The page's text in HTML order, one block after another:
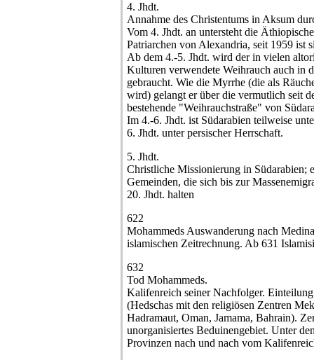
4. Jhdt.
Annahme des Christentums in Aksum
Vom 4. Jhdt. an untersteht die
Patriarchen von Alexandria, seit 1959 ist
Ab dem 4.-5. Jhdt. wird der in vielen
Kulturen verwendete Weihrauch auch in
gebraucht. Wie die Myrrhe (die als
wird) gelangt er über die vermutlich seit
bestehende "Weihrauchstraße" von
Im 4.-6. Jhdt. ist Südarabien teilweise
6. Jhdt. unter persischer Herrschaft.
5. Jhdt.
Christliche Missionierung in Südarabien;
Gemeinden, die sich bis zur
20. Jhdt. halten
622
Mohammeds Auswanderung nach
islamischen Zeitrechnung. Ab 631
632
Tod Mohammeds.
Kalifenreich seiner Nachfolger.
(Hedschas mit den religiösen Zentren
Hadramaut, Oman, Jamama, Bahrain).
unorganisiertes Beduinengebiet. Unter
Provinzen nach und nach vom